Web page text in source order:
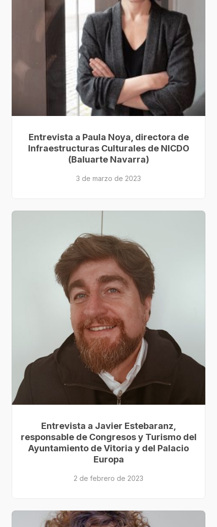
Entrevista a Paula Noya, directora de
Infraestructuras Culturales de NICDO
(Baluarte Navarra)
3 de marzo de 2023
Entrevista a Javier Estebaranz,
responsable de Congresos y Turismo del
Ayuntamiento de Vitoria y del Palacio
Europa
2 de febrero de 2023